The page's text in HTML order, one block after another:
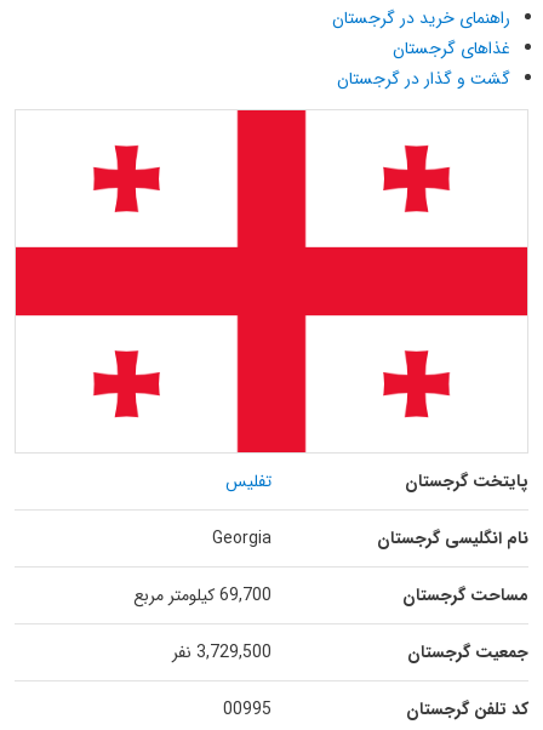
راهنمای خرید در گرجستان
غذاهای گرجستان
گشت و گذار در گرجستان
پایتخت گرجستان تفلیس
نام انگلیسی گرجستان Georgia
مساحت گرجستان 69,700 کیلومتر مربع
جمعیت گرجستان 3,729,500 نفر
کد تلفن گرجستان 00995